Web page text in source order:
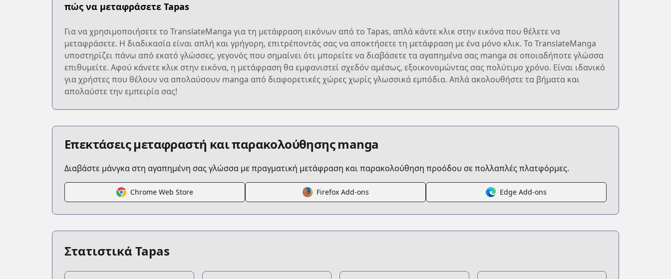
πώς να μεταφράσετε Tapas
Για να χρησιμοποιήσετε το TranslateManga για τη μετάφραση εικόνων από το Tapas, απλά κάντε κλικ στην εικόνα που θέλετε να
μεταφράσετε. Η διαδικασία είναι απλή και γρήγορη, επιτρέποντάς σας να αποκτήσετε τη μετάφραση με ένα μόνο κλικ. Το TranslateManga
υποστηρίζει πάνω από εκατό γλώσσες, γεγονός που σημαίνει ότι μπορείτε να διαβάσετε τα αγαπημένα σας manga σε οποιαδήποτε γλώσσα
επιθυμείτε. Αφού κάνετε κλικ στην εικόνα, η μετάφραση θα εμφανιστεί σχεδόν αμέσως, εξοικονομώντας σας πολύτιμο χρόνο. Είναι ιδανικό
για χρήστες που θέλουν να απολαύσουν manga από διαφορετικές χώρες χωρίς γλωσσικά εμπόδια. Απλά ακολουθήστε τα βήματα και
απολαύστε την εμπειρία σας!
Επεκτάσεις μεταφραστή και παρακολούθησης manga
Διαβάστε μάνγκα στη αγαπημένη σας γλώσσα με πραγματική μετάφραση και παρακολούθηση προόδου σε πολλαπλές πλατφόρμες.
Chrome Web Store Firefox Add-ons Edge Add-ons
Στατιστικά Tapas